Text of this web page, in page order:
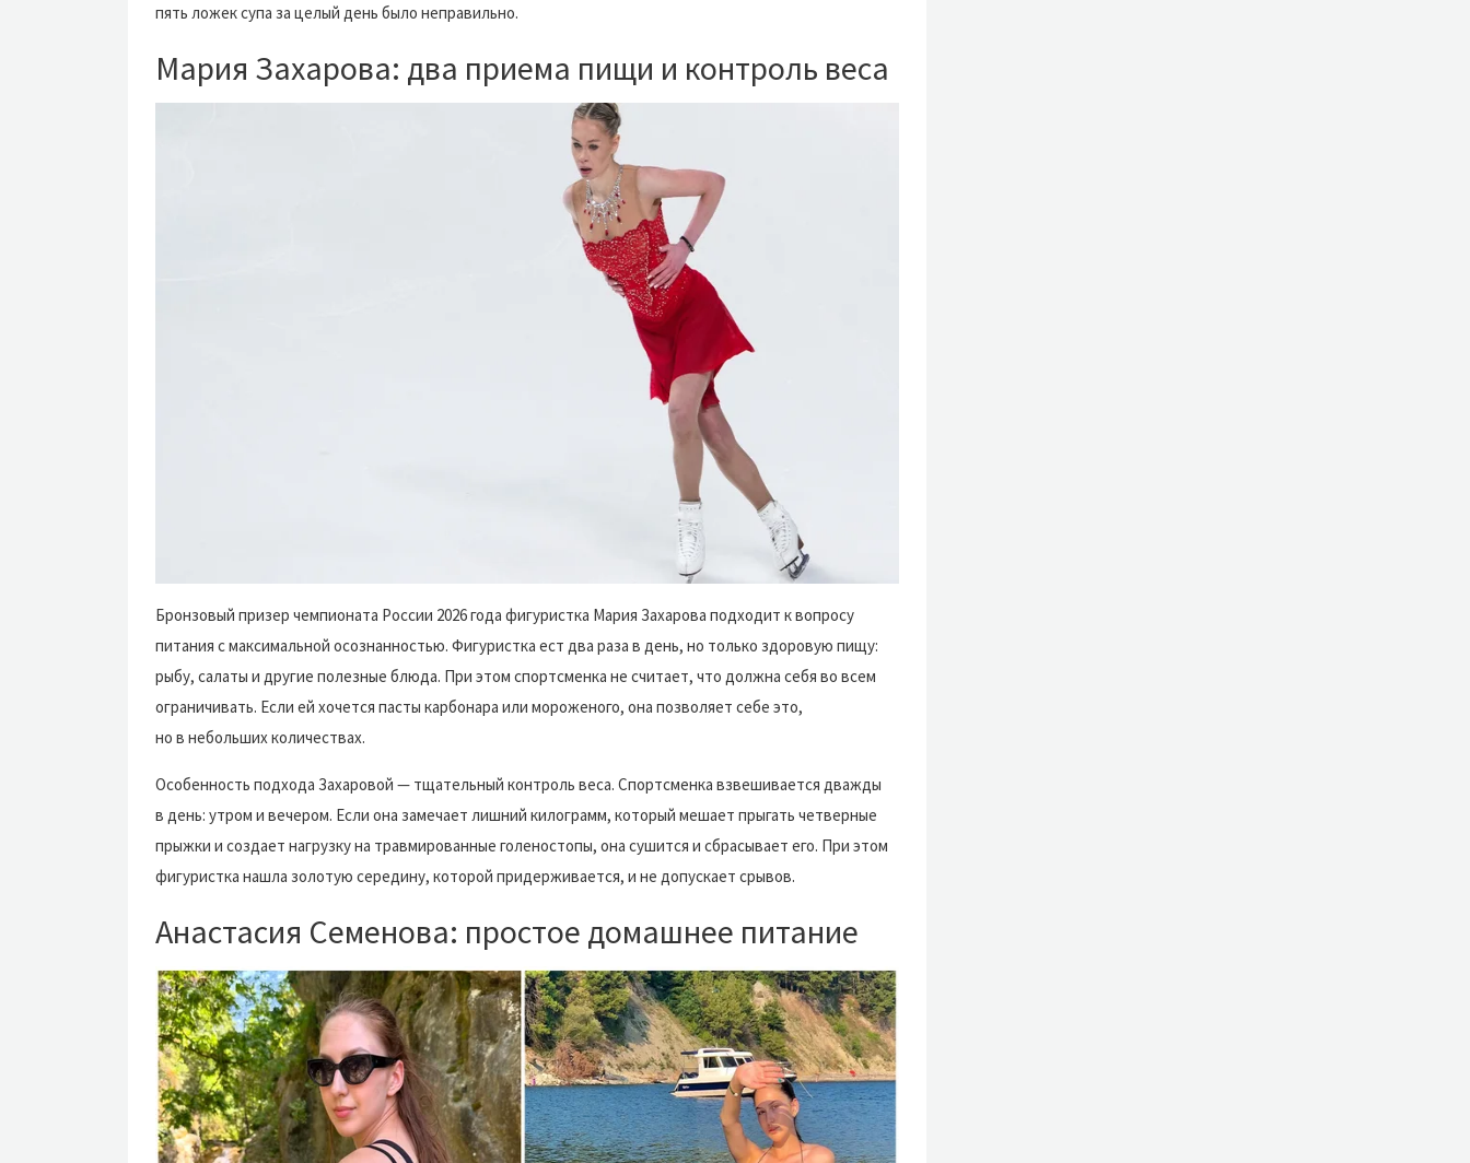
пять ложек супа за целый день было неправильно.
Мария Захарова: два приема пищи и контроль веса
Бронзовый призер чемпионата России 2026 года фигуристка Мария Захарова подходит к вопросу
питания с максимальной осознанностью. Фигуристка ест два раза в день, но только здоровую пищу:
рыбу, салаты и другие полезные блюда. При этом спортсменка не считает, что должна себя во всем
ограничивать. Если ей хочется пасты карбонара или мороженого, она позволяет себе это,
но в небольших количествах.
Особенность подхода Захаровой — тщательный контроль веса. Спортсменка взвешивается дважды
в день: утром и вечером. Если она замечает лишний килограмм, который мешает прыгать четверные
прыжки и создает нагрузку на травмированные голеностопы, она сушится и сбрасывает его. При этом
фигуристка нашла золотую середину, которой придерживается, и не допускает срывов.
Анастасия Семенова: простое домашнее питание